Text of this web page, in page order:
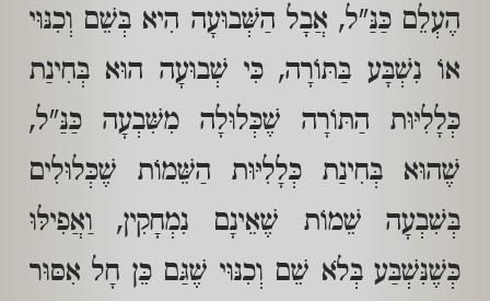
הֶעְלֵם כַּנַּ"ל, אֲבָל הַשְּׁבוּעָה הִיא בְּשֵׁם וְכִנּוּי
אוֹ נִשְׁבָּע בַּתּוֹרָה, כִּי שְׁבוּעָה הוּא בְּחִינַת
כְּלָלִיּוּת הַתּוֹרָה שֶׁכְּלוּלָה מִשִּׁבְעָה כַּנַּ"ל,
שֶׁהוּא בְּחִינַת כְּלָלִיּוּת הַשֵּׁמוֹת שֶׁכְּלוּלִים
בְּשִׁבְעָה שֵׁמוֹת שֶׁאֵינָם נִמְחָקִין, וַאֲפִילּוּ
כְּשֶׁנִּשְׁבַּע בְּלֹא שֵׁם וְכִנּוּי שֶׁגַּם כֵּן חָל אִסּוּר